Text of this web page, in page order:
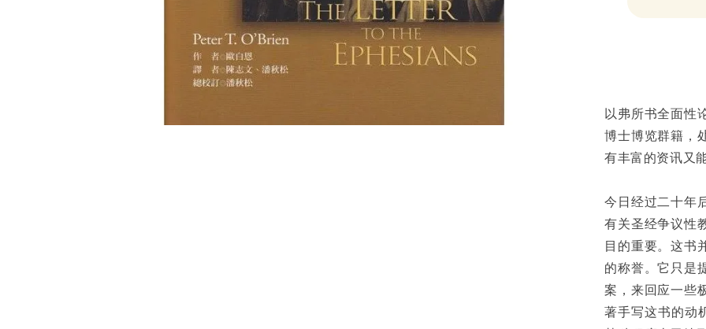
以弗所书全面性
博士博览群籍，
有丰富的资讯又
今日经过二十年
有关圣经争议性
目的重要。这书
的称誉。它只是
案，来回应一些
著手写这书的动